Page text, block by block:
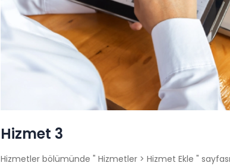
Hizmet 3
Hizmetler bölümünde " Hizmetler > Hizmet Ekle "